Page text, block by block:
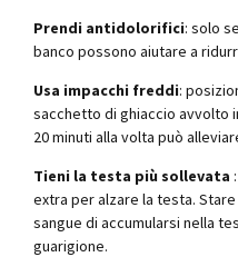
Prendi antidolorifici: solo
banco possono aiutare a
Usa impacchi freddi:
sacchetto di ghiaccio avvolto
20 minuti alla volta può
Tieni la testa più sollevata
extra per alzare la testa.
sangue di accumularsi nella
guarigione.